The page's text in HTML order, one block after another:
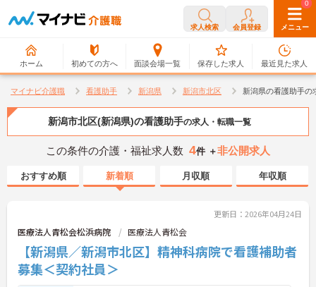
求人検索 会員登録 メニュー
ホーム 初めての方へ 面談会場一覧
0
保存した求人
0
最近見た求人
マイナビ介護職 看護助手 新潟県 新潟市北区 新潟県の看護助手の
新潟市北区(新潟県)の看護助手の求人・転職一覧
この条件の介護・福祉求人数 4件 ＋非公開求人
おすすめ順 新着順 月収順 年収順
更新日：2026年04月24日
医療法人青松会松浜病院 医療法人青松会
【新潟県／新潟市北区】精神科病院で看護補助者
募集＜契約社員＞